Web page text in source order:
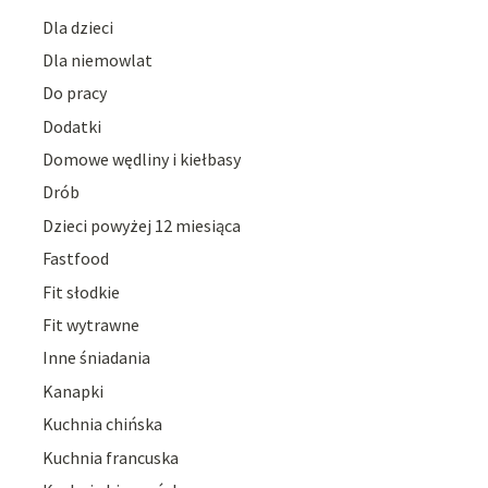
Dla dzieci
Dla niemowlat
Do pracy
Dodatki
Domowe wędliny i kiełbasy
Drób
Dzieci powyżej 12 miesiąca
Fastfood
Fit słodkie
Fit wytrawne
Inne śniadania
Kanapki
Kuchnia chińska
Kuchnia francuska